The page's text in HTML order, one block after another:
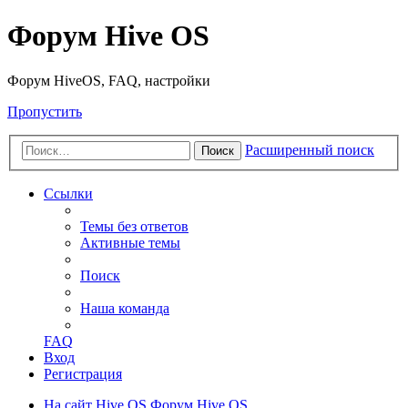
Форум Hive OS
Форум HiveOS, FAQ, настройки
Пропустить
Поиск Расширенный поиск
Ссылки
Темы без ответов
Активные темы
Поиск
Наша команда
FAQ
Вход
Регистрация